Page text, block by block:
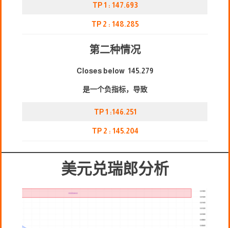
TP 1 : 147.693
TP 2 : 148.285
第二种情况
Closes below 145.279
是一个负指标，导致
TP 1 :146.251
TP 2 : 145.204
美元兑瑞郎分析